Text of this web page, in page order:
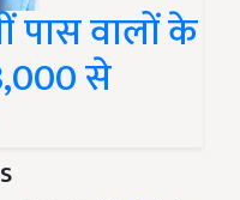
पास वालों के
से